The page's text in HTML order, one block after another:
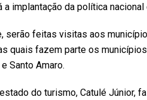
a implantação da política nacional
serão feitas visitas aos
quais fazem parte os
Santo Amaro.
do turismo, Catulé Júnior,